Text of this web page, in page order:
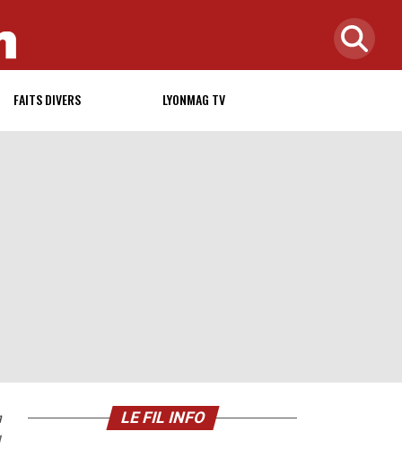
FAITS DIVERS LYONMAG TV
LE FIL INFO